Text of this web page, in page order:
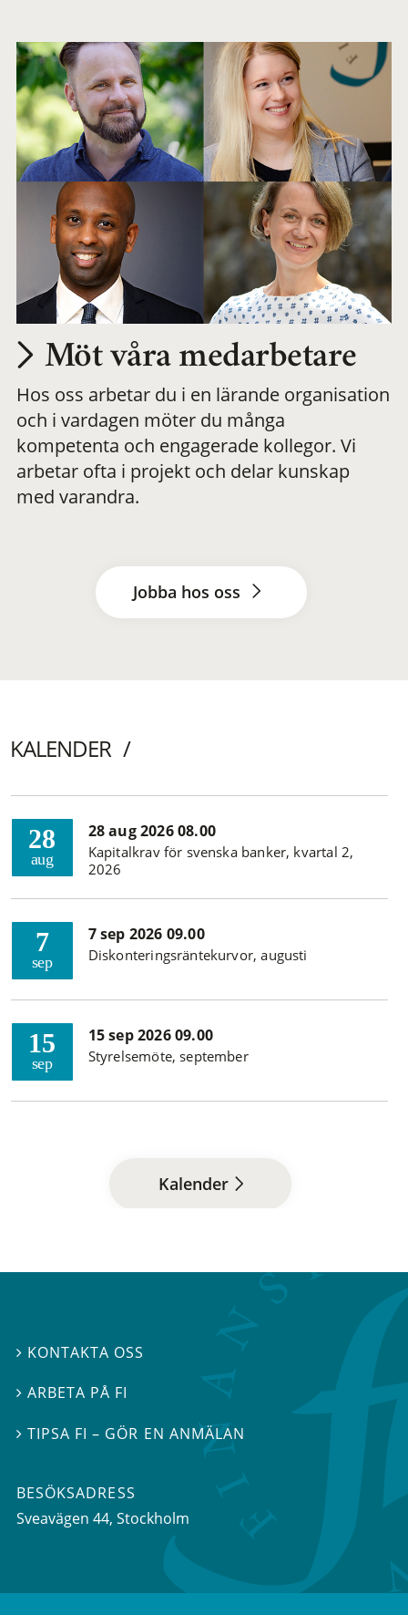
Möt våra medarbetare
Hos oss arbetar du i en lärande organisation
och i vardagen möter du många
kompetenta och engagerade kollegor. Vi
arbetar ofta i projekt och delar kunskap
med varandra.
Jobba hos oss
KALENDER
28
aug
28 aug 2026 08.00
Kapitalkrav för svenska banker, kvartal 2,
2026
7
sep
7 sep 2026 09.00
Diskonteringsräntekurvor, augusti
15
sep
15 sep 2026 09.00
Styrelsemöte, september
Kalender
 KONTAKTA OSS
ARBETA PÅ FI
TIPSA FI – GÖR EN ANMÄLAN
BESÖKSADRESS
Sveavägen 44, Stockholm